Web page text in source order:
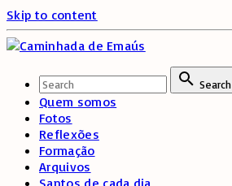
Skip to content
Search
Quem somos
Fotos
Reflexões
Formação
Arquivos
Santos de cada dia